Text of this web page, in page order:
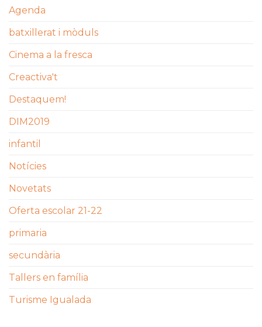
Agenda
batxillerat i mòduls
Cinema a la fresca
Creactiva't
Destaquem!
DIM2019
infantil
Notícies
Novetats
Oferta escolar 21-22
primaria
secundària
Tallers en família
Turisme Igualada